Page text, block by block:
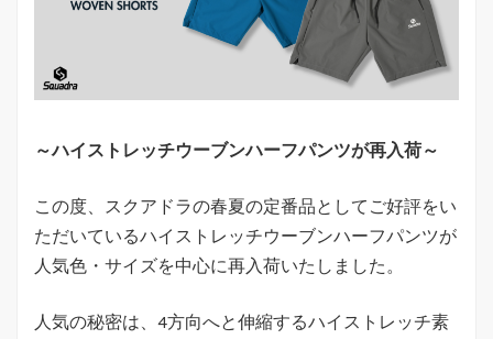
～ハイストレッチウーブンハーフパンツが再入荷～
この度、スクアドラの春夏の定番品としてご好評をい
ただいているハイストレッチウーブンハーフパンツが
人気色・サイズを中心に再入荷いたしました。
人気の秘密は、4方向へと伸縮するハイストレッチ素